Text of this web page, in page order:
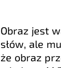
Obraz jest
słów, ale
że obraz